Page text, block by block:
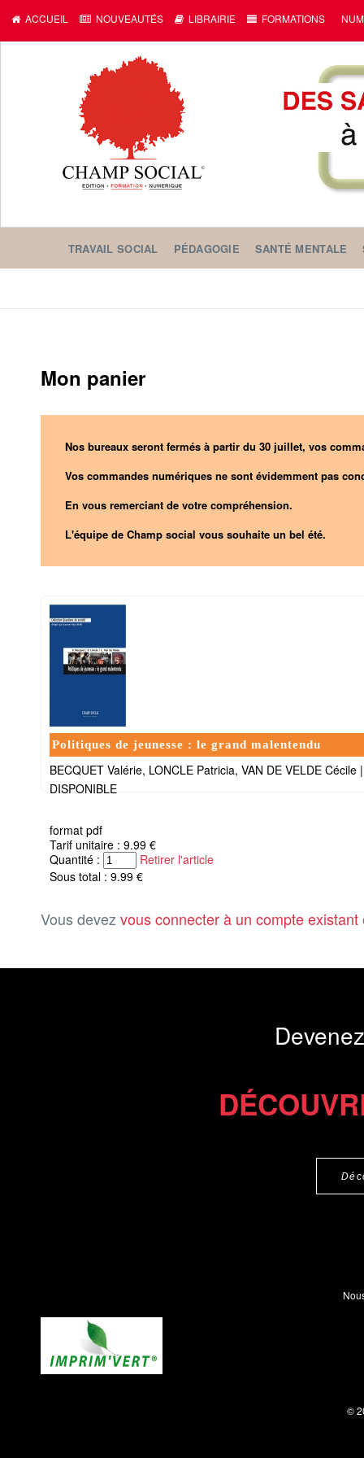
ACCUEIL NOUVEAUTÉS LIBRAIRIE FORMATIONS
TRAVAIL SOCIAL PÉDAGOGIE SANTÉ MENTALE
Mon panier
Nos bureaux seront fermés à partir du 30 juillet, vos
Vos commandes numériques ne sont évidemment pas
En vous remerciant de votre compréhension.
L'équipe de Champ social vous souhaite un bel été.
Politiques de jeunesse : le grand malentendu
BECQUET Valérie, LONCLE Patricia, VAN DE VELDE Cécile
DISPONIBLE
format pdf
Tarif unitaire : 9.99 €
Quantité :
Retirer l'article
Sous total : 9.99 €
Vous devez vous connecter à un compte existant
©